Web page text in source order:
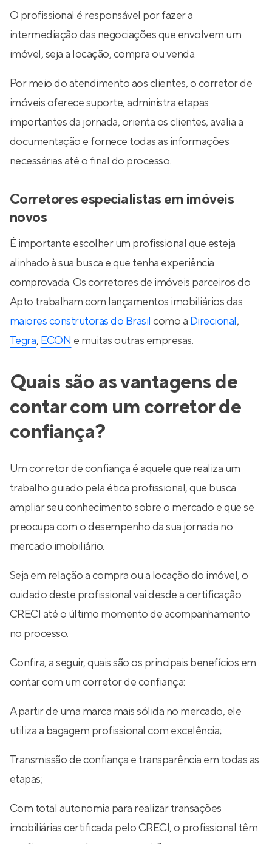
O profissional é responsável por fazer a
intermediação das negociações que envolvem um
imóvel, seja a locação, compra ou venda.
Por meio do atendimento aos clientes, o corretor de
imóveis oferece suporte, administra etapas
importantes da jornada, orienta os clientes, avalia a
documentação e fornece todas as informações
necessárias até o final do processo.
Corretores especialistas em imóveis
novos
É importante escolher um profissional que esteja
alinhado à sua busca e que tenha experiência
comprovada. Os corretores de imóveis parceiros do
Apto trabalham com lançamentos imobiliários das
maiores construtoras do Brasil como a Direcional,
Tegra, ECON e muitas outras empresas.
Quais são as vantagens de
contar com um corretor de
confiança?
Um corretor de confiança é aquele que realiza um
trabalho guiado pela ética profissional, que busca
ampliar seu conhecimento sobre o mercado e que se
preocupa com o desempenho da sua jornada no
mercado imobiliário.
Seja em relação a compra ou a locação do imóvel, o
cuidado deste profissional vai desde a certificação
CRECI até o último momento de acompanhamento
no processo.
Confira, a seguir, quais são os principais benefícios em
contar com um corretor de confiança:
A partir de uma marca mais sólida no mercado, ele
utiliza a bagagem profissional com excelência;
Transmissão de confiança e transparência em todas as
etapas;
Com total autonomia para realizar transações
imobiliárias certificada pelo CRECI, o profissional têm